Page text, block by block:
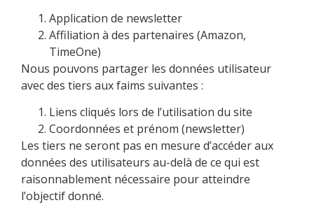
Application de newsletter
Affiliation à des partenaires (Amazon,
TimeOne)
Nous pouvons partager les données utilisateur
avec des tiers aux faims suivantes :
Liens cliqués lors de l’utilisation du site
Coordonnées et prénom (newsletter)
Les tiers ne seront pas en mesure d’accéder aux
données des utilisateurs au-delà de ce qui est
raisonnablement nécessaire pour atteindre
l’objectif donné.